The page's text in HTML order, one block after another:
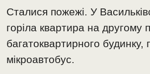
Сталися пожежі. У
горіла квартира на другому
багатоквартирного будинку,
мікроавтобус.